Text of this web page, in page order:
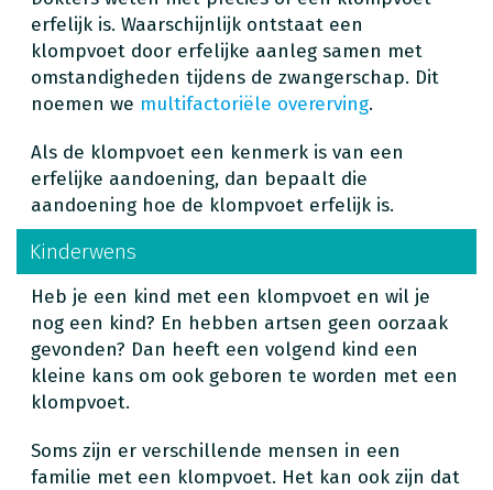
erfelijk is. Waarschijnlijk ontstaat een
klompvoet door erfelijke aanleg samen met
omstandigheden tijdens de zwangerschap. Dit
noemen we multifactoriële overerving.
Als de klompvoet een kenmerk is van een
erfelijke aandoening, dan bepaalt die
aandoening hoe de klompvoet erfelijk is.
Kinderwens
Heb je een kind met een klompvoet en wil je
nog een kind? En hebben artsen geen oorzaak
gevonden? Dan heeft een volgend kind een
kleine kans om ook geboren te worden met een
klompvoet.
Soms zijn er verschillende mensen in een
familie met een klompvoet. Het kan ook zijn dat